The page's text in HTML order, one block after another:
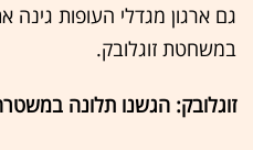
גם ארגון מגדלי העופות
במשחטת זוגלובק.
זוגלובק: הגשנו תלונה